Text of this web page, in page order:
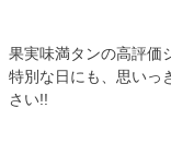
果実味満タンの高評価
特別な日にも、思いっ
さい!!